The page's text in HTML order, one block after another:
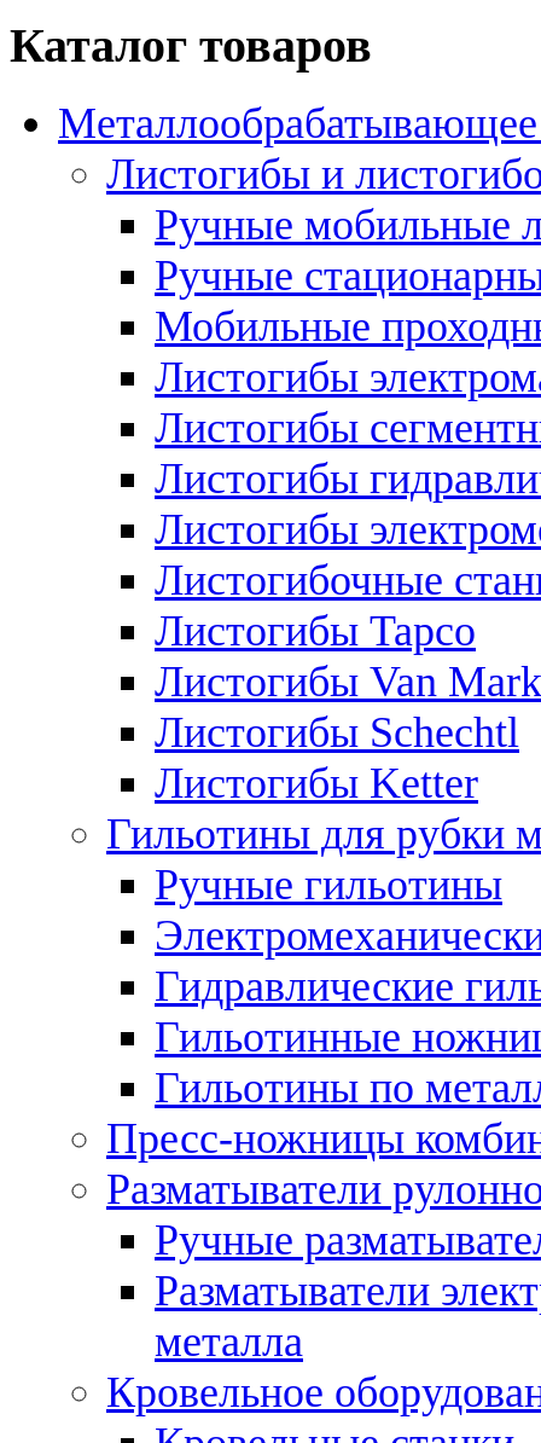
Каталог товаров
Металлообрабатывающее
Листогибы и
Ручные мобильные
Ручные
Мобильные
Листогибы
Листогибы
Листогибы
Листогибы
Листогибочные
Листогибы Tapco
Листогибы Van Mark
Листогибы Schechtl
Листогибы Ketter
Гильотины для рубки
Ручные гильотины
Гидравлические
Гильотинные
Гильотины по
Пресс-ножницы
Разматыватели
Ручные
Разматыватели
металла
Кровельное